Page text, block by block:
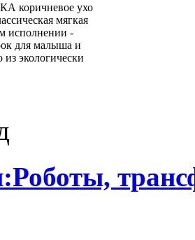
коричневое ухо
мягкая
исполнении -
для малыша и
из экологически